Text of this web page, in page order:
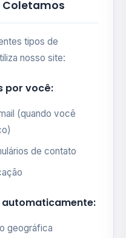
tipos de
nosso site:
por você:
(quando você
de contato
geográfica